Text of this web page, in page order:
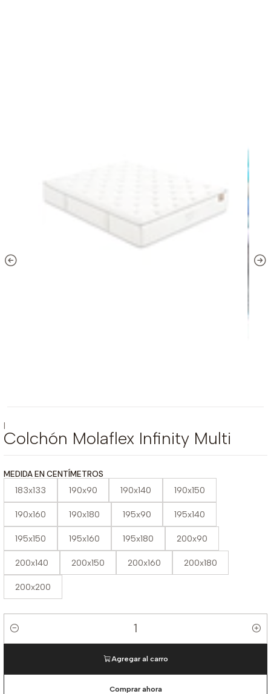
|
Colchón Molaflex Infinity Multi
MEDIDA EN CENTÍMETROS
183x133 190x90 190x140 190x150
190x160 190x180 195x90 195x140
195x150 195x160 195x180 200x90
200x140 200x150 200x160 200x180
200x200
Cantidad
Agregar al carro
Comprar ahora